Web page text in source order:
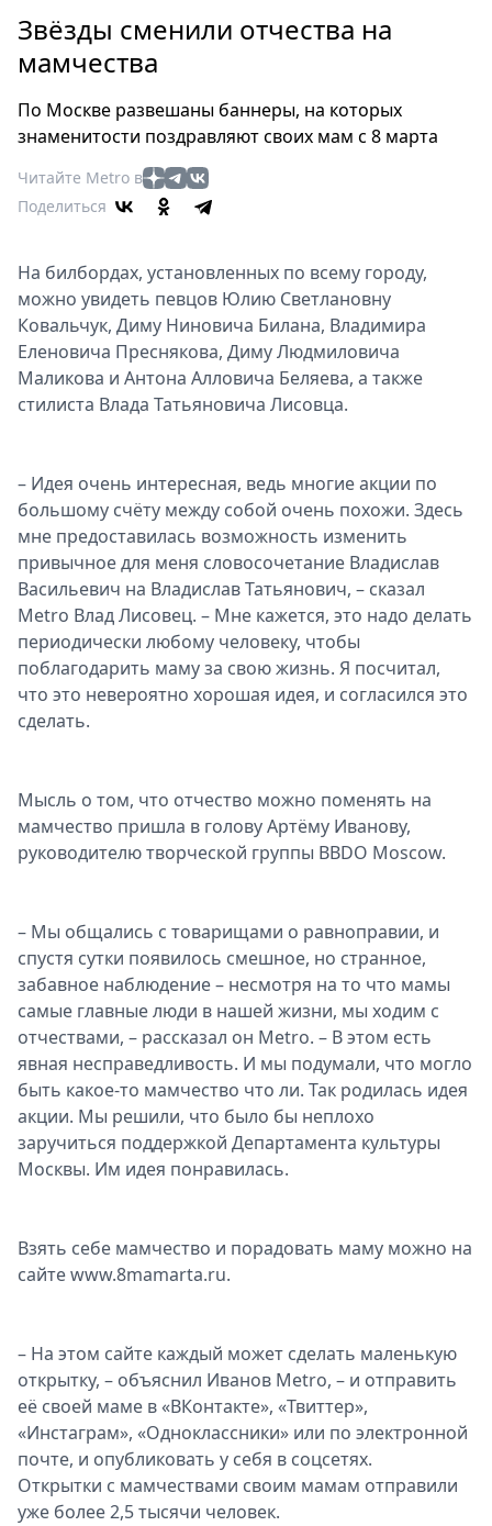
Россия
Мир
Еда
Мода
Театр
Афиша
Книги
Выставки
Пресс-
релизы
Стримы
Спецпроекты
Звезды
Выборы
2026
Скачай
Metro
Звёзды сменили отчества на
мамчества
По Москве развешаны баннеры, на которых
знаменитости поздравляют своих мам с 8 марта
Читайте Metro в
Поделиться
На билбордах, установленных по всему городу,
можно увидеть певцов Юлию Светлановну
Ковальчук, Диму Ниновича Билана, Владимира
Еленовича Преснякова, Диму Людмиловича
Маликова и Антона Алловича Беляева, а также
стилиста Влада Татьяновича Лисовца.
– Идея очень интересная, ведь многие акции по
большому счёту между собой очень похожи. Здесь
мне предоставилась возможность изменить
привычное для меня словосочетание Владислав
Васильевич на Владислав Татьянович, – сказал
Metro Влад Лисовец. – Мне кажется, это надо делать
периодически любому человеку, чтобы
поблагодарить маму за свою жизнь. Я посчитал,
что это невероятно хорошая идея, и согласился это
сделать.
Мысль о том, что отчество можно поменять на
мамчество пришла в голову Артёму Иванову,
руководителю творческой группы BBDO Moscow.
– Мы общались с товарищами о равноправии, и
спустя сутки появилось смешное, но странное,
забавное наблюдение – несмотря на то что мамы
самые главные люди в нашей жизни, мы ходим с
отчествами, – рассказал он Metro. – В этом есть
явная несправедливость. И мы подумали, что могло
быть какое-то мамчество что ли. Так родилась идея
акции. Мы решили, что было бы неплохо
заручиться поддержкой Департамента культуры
Москвы. Им идея понравилась.
Взять себе мамчество и порадовать маму можно на
сайте www.8mamarta.ru.
– На этом сайте каждый может сделать маленькую
открытку, – объяснил Иванов Metro, – и отправить
её своей маме в «ВКонтакте», «Твиттер»,
«Инстаграм», «Одноклассники» или по электронной
почте, и опубликовать у себя в соцсетях.
Открытки с мамчествами своим мамам отправили
уже более 2,5 тысячи человек.